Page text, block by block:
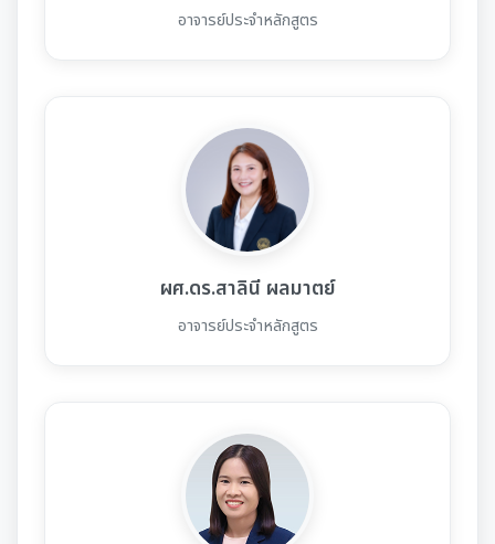
อาจารย์ประจำหลักสูตร
ผศ.ดร.สาลินี ผลมาตย์
อาจารย์ประจำหลักสูตร